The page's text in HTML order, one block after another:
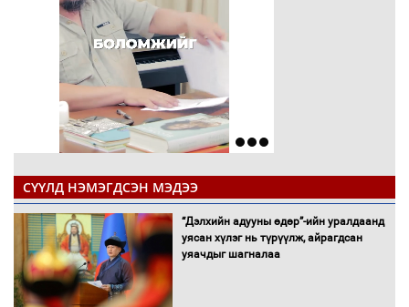
СҮҮЛД НЭМЭГДСЭН МЭДЭЭ
“Дэлхийн адууны өдөр”-ийн уралдаанд
уясан хүлэг нь түрүүлж, айрагдсан
уяачдыг шагналаа